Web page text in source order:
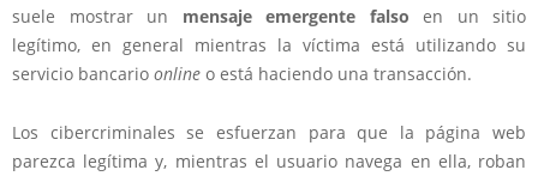
suele mostrar un mensaje emergente falso en un sitio
legítimo, en general mientras la víctima está utilizando su
servicio bancario online o está haciendo una transacción.
Los cibercriminales se esfuerzan para que la página web
parezca legítima y, mientras el usuario navega en ella, roban